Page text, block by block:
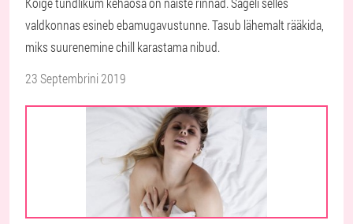
valdkonnas esineb ebamugavustunne. Tasub lähemalt rääkida,
miks suurenemine chill karastama nibud.
23 Septembrini 2019